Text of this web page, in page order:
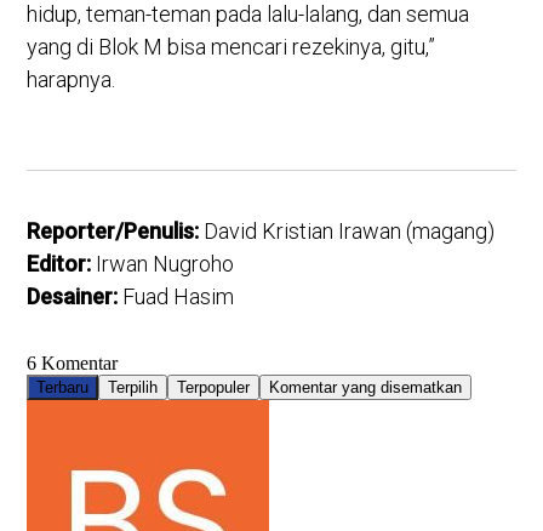
hidup, teman-teman pada lalu-lalang, dan semua
yang di Blok M bisa mencari rezekinya, gitu,”
harapnya.
Reporter/Penulis: David Kristian Irawan (magang)
Editor: Irwan Nugroho
Desainer: Fuad Hasim